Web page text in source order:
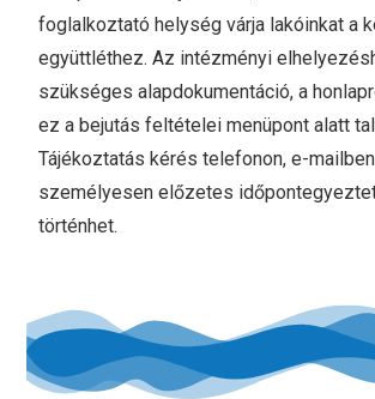
foglalkoztató helység várja lakóinkat a
együttléthez. Az intézményi
szükséges alapdokumentáció, a
ez a bejutás feltételei menüpont alatt
Tájékoztatás kérés telefonon, e-
személyesen előzetes
történhet.